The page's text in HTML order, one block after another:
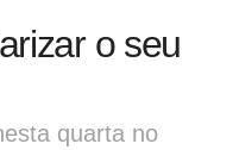
o seu
quarta no